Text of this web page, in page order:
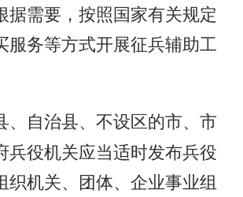
据需要，按照国家有关规定
服务等方式开展征兵辅助工
、自治县、不设区的市、市
兵役机关应当适时发布兵役
织机关、团体、企业事业组